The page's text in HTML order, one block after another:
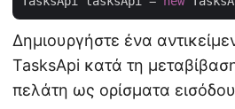
Δημιουργήστε ένα
TasksApi κατά τη
πελάτη ως ορίσματα